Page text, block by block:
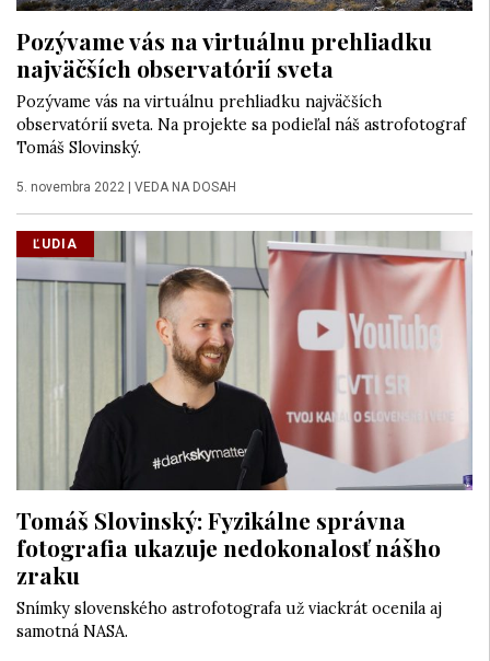
Pozývame vás na virtuálnu prehliadku
najväčších observatórií sveta
Pozývame vás na virtuálnu prehliadku najväčších
observatórií sveta. Na projekte sa podieľal náš astrofotograf
Tomáš Slovinský.
5. novembra 2022 VEDA NA DOSAH
ĽUDIA
Tomáš Slovinský: Fyzikálne správna
fotografia ukazuje nedokonalosť nášho
zraku
Snímky slovenského astrofotografa už viackrát ocenila aj
samotná NASA.